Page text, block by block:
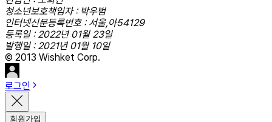
청소년보호책임자 : 박우범
인터넷신문등록번호 : 서울,아54129
등록일 : 2022년 01월 23일
발행일 : 2021년 01월 10일
© 2013 Wishket Corp.
로그인
회원가입